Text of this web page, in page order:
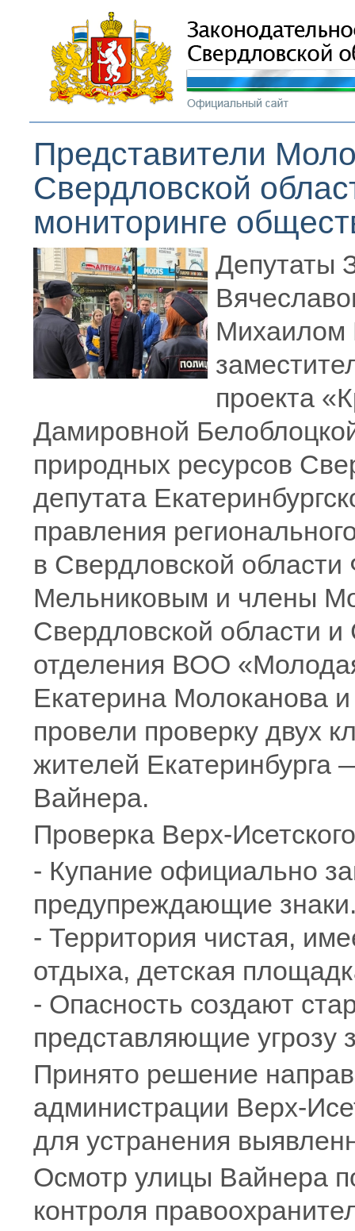
Представители
Свердловской
мониторинге
Депутаты
Михаилом
проекта
Дамировной
природных ресурсов
депутата
правления
в Свердловской
Мельниковым и члены
Свердловской области и
отделения ВОО
Екатерина Молоканова
провели проверку двух
жителей Екатеринбурга
Вайнера.
Проверка Верх-
- Купание официально
предупреждающие
- Территория чистая,
отдыха, детская
- Опасность создают
представляющие угрозу
Принято решение
администрации Верх-
для устранения
Осмотр улицы Вайнера
контроля